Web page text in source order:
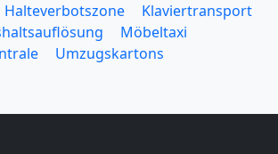
Halteverbotszone
Klaviertransport
Möbeltaxi
Umzugskartons